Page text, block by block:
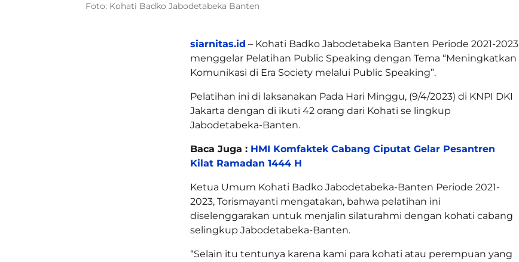
Foto: Kohati Badko Jabodetabeka Banten
siarnitas.id – Kohati Badko Jabodetabeka Banten Periode 2021-2023
menggelar Pelatihan Public Speaking dengan Tema “Meningkatkan
Komunikasi di Era Society melalui Public Speaking”.
Pelatihan ini di laksanakan Pada Hari Minggu, (9/4/2023) di KNPI DKI
Jakarta dengan di ikuti 42 orang dari Kohati se lingkup
Jabodetabeka-Banten.
Baca Juga : HMI Komfaktek Cabang Ciputat Gelar Pesantren
Kilat Ramadan 1444 H
Ketua Umum Kohati Badko Jabodetabeka-Banten Periode 2021-
2023, Torismayanti mengatakan, bahwa pelatihan ini
diselenggarakan untuk menjalin silaturahmi dengan kohati cabang
selingkup Jabodetabeka-Banten.
“Selain itu tentunya karena kami para kohati atau perempuan yang